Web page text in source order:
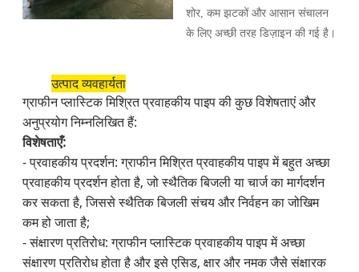
शोर, कम झटकों और आसान संचालन
के लिए अच्छी तरह डिज़ाइन की गई है।
उत्पाद व्यवहार्यता
ग्राफीन प्लास्टिक मिश्रित प्रवाहकीय पाइप की कुछ विशेषताएं और
अनुप्रयोग निम्नलिखित हैं:
विशेषताएँ:
- प्रवाहकीय प्रदर्शन: ग्राफीन मिश्रित प्रवाहकीय पाइप में बहुत अच्छा
प्रवाहकीय प्रदर्शन होता है, जो स्थैतिक बिजली या चार्ज का मार्गदर्शन
कर सकता है, जिससे स्थैतिक बिजली संचय और निर्वहन का जोखिम
कम हो जाता है;
- संक्षारण प्रतिरोध: ग्राफीन प्लास्टिक प्रवाहकीय पाइप में अच्छा
संक्षारण प्रतिरोध होता है और इसे एसिड, क्षार और नमक जैसे संक्षारक